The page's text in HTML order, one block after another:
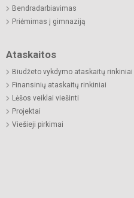
Bendradarbiavimas
Priėmimas į gimnaziją
Ataskaitos
Biudžeto vykdymo ataskaitų rinkiniai
Finansinių ataskaitų rinkiniai
Lėšos veiklai viešinti
Projektai
Viešieji pirkimai